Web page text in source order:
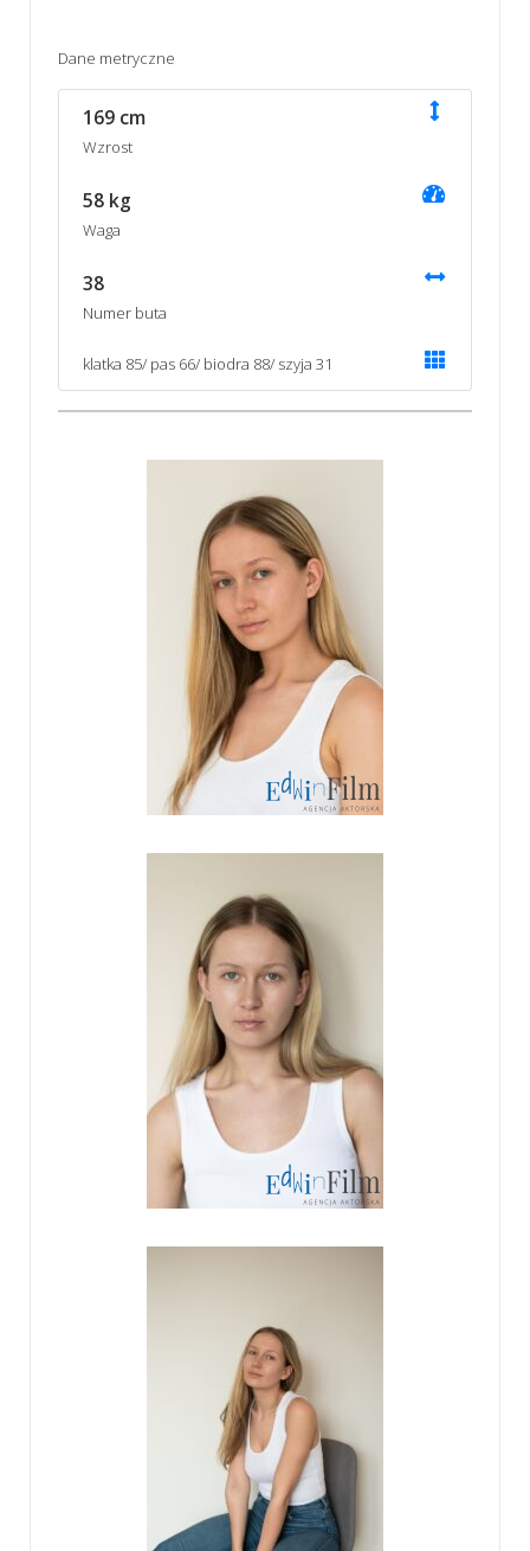
Dane metryczne
169 cm
Wzrost
58 kg
Waga
38
Numer buta
klatka 85/ pas 66/ biodra 88/ szyja 31